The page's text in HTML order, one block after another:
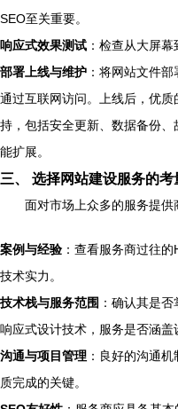
SEO至关重要。
响应式效果测试 ：检查从大屏
部署上线与维护 ：将网站文件
通过互联网访问。上线后，优
持，包括安全更新、数据备份
能扩展。
三、 选择网站建设服务的考
面对市场上众多的服务提供
案例与经验 ：查看服务商过往
技术实力。
技术栈与服务范围 ：确认其是
响应式设计技术，服务是否涵盖
沟通与项目管理 ：良好的沟通
质完成的关键。